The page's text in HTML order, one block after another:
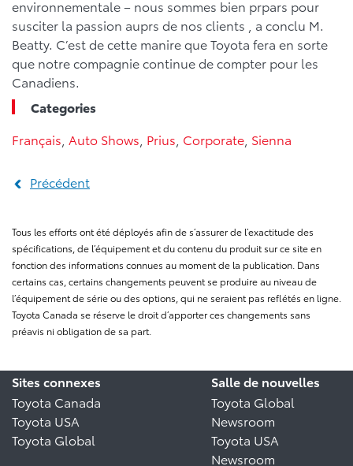
environnementale – nous sommes bien prpars pour
susciter la passion auprs de nos clients , a conclu M.
Beatty. C’est de cette manire que Toyota fera en sorte
que notre compagnie continue de compter pour les
Canadiens.
Categories
Français Auto Shows Prius Corporate Sienna
Précédent
Tous les efforts ont été déployés afin de s’assurer de l’exactitude des
spécifications, de l’équipement et du contenu du produit sur ce site en
fonction des informations connues au moment de la publication. Dans
certains cas, certains changements peuvent se produire au niveau de
l’équipement de série ou des options, qui ne seraient pas reflétés en ligne.
Toyota Canada se réserve le droit d’apporter ces changements sans
préavis ni obligation de sa part.
Sites connexes
Toyota Canada
Toyota USA
Toyota Global
Salle de nouvelles
Toyota Global
Newsroom
Toyota USA
Newsroom